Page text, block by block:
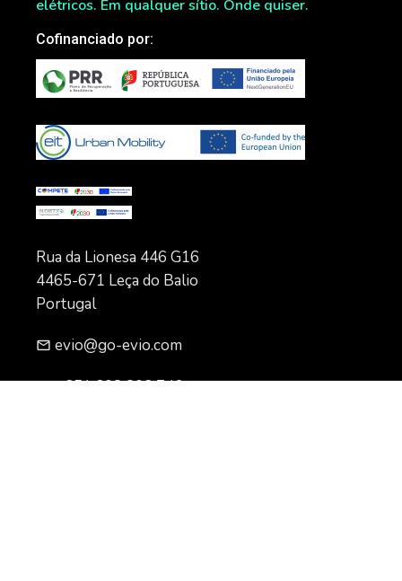
elétricos. Em qualquer sítio. Onde quiser.
Cofinanciado por:
Rua da Lionesa 446 G16
4465-671 Leça do Balio
Portugal
mail_outline evio@go-evio.com
+351 308 803 746